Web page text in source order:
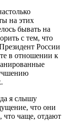
на этих
бывать на
с тем, что
России
в отношении к
я слышу
что они
чаще, отдают